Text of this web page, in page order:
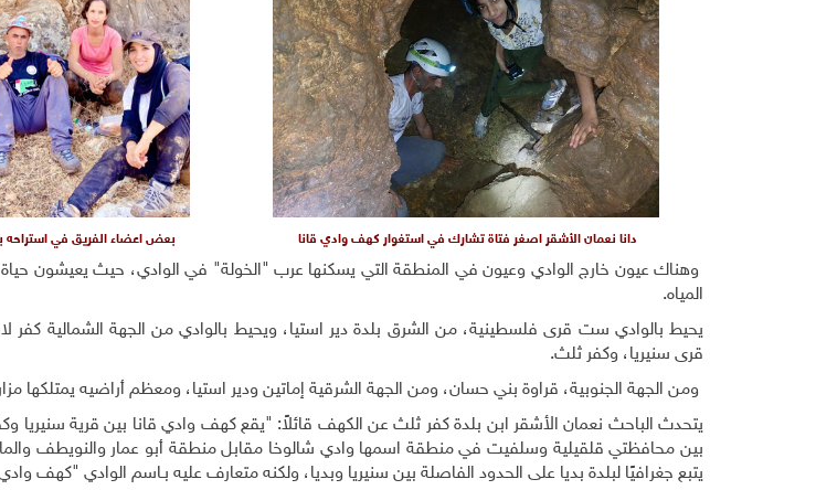
دانا نعمان الأشقر اصغر فتاة تشارك في استغوار كهف وادي قانا بعض اعضاء الفريق في استراحه
وهناك عيون خارج الوادي وعيون في المنطقة التي يسكنها عرب "الخولة" في الوادي، حيث يعيشون حياة
المياه.
يحيط بالوادي ست قرى فلسطينية، من الشرق بلدة دير استيا، ويحيط بالوادي من الجهة الشمالية كفر
قرى سنيريا، وكفر ثلث.
ومن الجهة الجنوبية، قراوة بني حسان، ومن الجهة الشرقية إماتين ودير استيا، ومعظم أراضيه يمتلكها
يتحدث الباحث نعمان الأشقر ابن بلدة كفر ثلث عن الكهف قائلاً: "يقع كهف وادي قانا بين قرية سنيريا
بين محافظتي قلقيلية وسلفيت في منطقة اسمها وادي شالوخا مقابل منطقة أبو عمار والنويطف
يتبع جغرافيًا لبلدة بديا على الحدود الفاصلة بين سنيريا وبديا، ولكنه متعارف عليه بـاسم الوادي "كهف